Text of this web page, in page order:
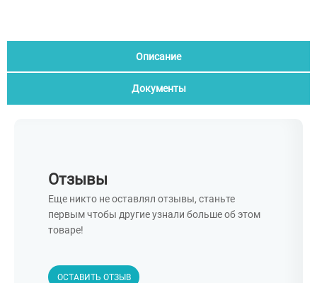
Описание
Документы
Отзывы
Еще никто не оставлял отзывы, станьте
первым чтобы другие узнали больше об этом
товаре!
ОСТАВИТЬ ОТЗЫВ